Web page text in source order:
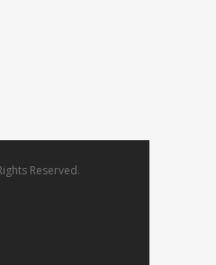
Reserved.